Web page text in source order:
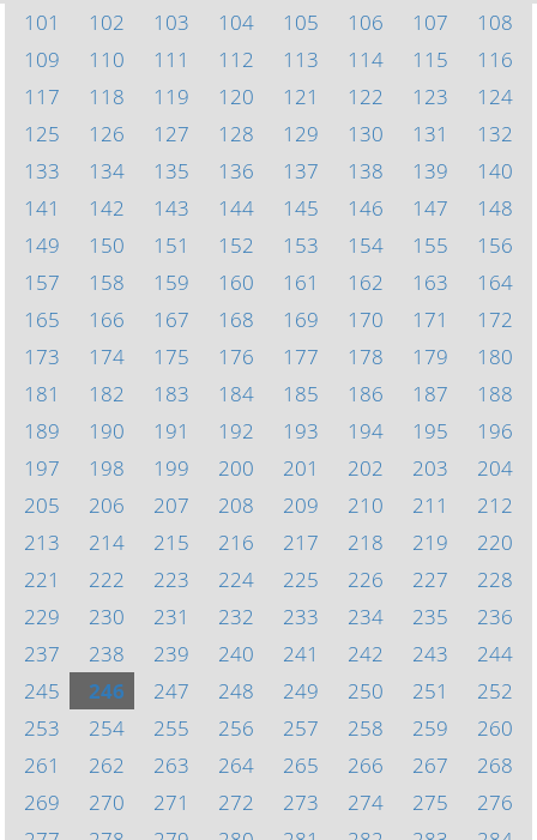
101
102 103 104 105 106 107
108
109
110 111 112 113 114 115
116
117
118 119 120 121 122 123
124
125
126 127 128 129 130 131
132
133
134 135 136 137 138 139
140
141
142 143 144 145 146 147
148
149
150 151 152 153 154 155
156
157
158 159 160 161 162 163
164
165
166 167 168 169 170 171
172
173
174 175 176 177 178 179
180
181
182 183 184 185 186 187
188
189
190 191 192 193 194 195
196
197
198 199 200 201 202 203
204
205
206 207 208 209 210 211
212
213
214 215 216 217 218 219
220
221
222 223 224 225 226 227
228
229
230 231 232 233 234 235
236
237
238 239 240 241 242 243
244
245
246 247 248 249 250 251
252
253
254 255 256 257 258 259
260
261
262 263 264 265 266 267
268
269
270 271 272 273 274 275
276